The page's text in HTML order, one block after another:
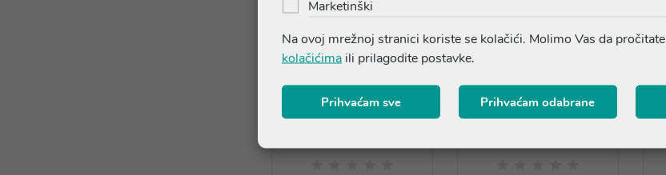
Marketinški
Na ovoj mrežnoj stranici koriste se kolačići. Molimo Vas da pročitate
kolačićima ili prilagodite postavke.
Prihvaćam sve Prihvaćam odabrane